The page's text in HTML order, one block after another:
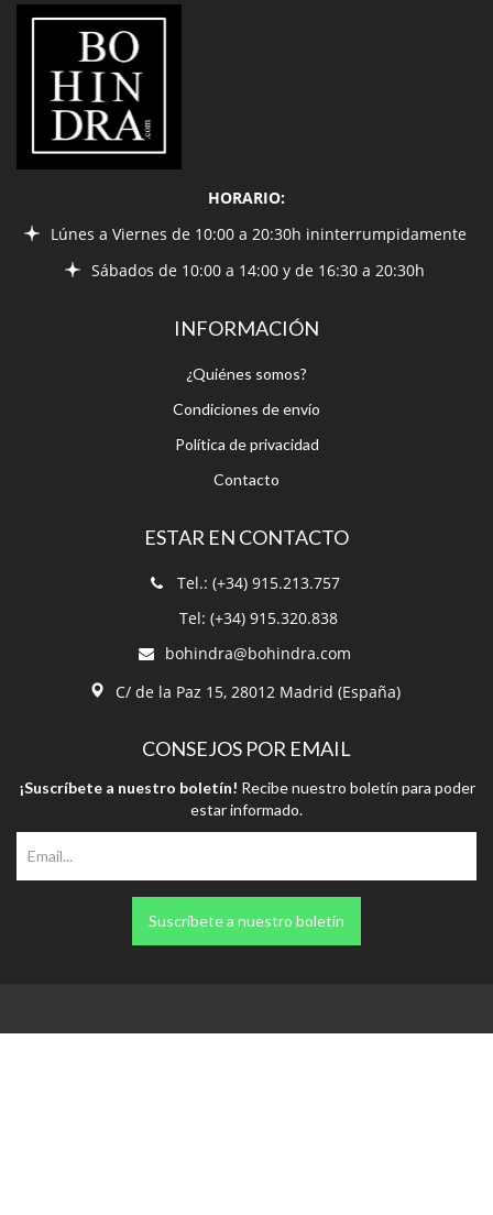
LIBRERÍA
BOHINDRA
HORARIO:
Lúnes a Viernes de 10:00 a 20:30h ininterrumpidamente
Sábados de 10:00 a 14:00 y de 16:30 a 20:30h
INFORMACIÓN
¿Quiénes somos?
Condiciones de envío
Política de privacidad
Contacto
ESTAR EN CONTACTO
Tel.: (+34) 915.213.757
Tel: (+34) 915.320.838
bohindra@bohindra.com
C/ de la Paz 15, 28012 Madrid (España)
CONSEJOS POR EMAIL
¡Suscríbete a nuestro boletín! Recibe nuestro boletín para poder
estar informado.
Suscríbete a nuestro boletín